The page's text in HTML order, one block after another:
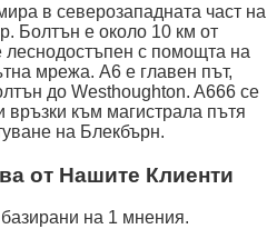
в северозападната част на
Болтън е около 10 км от
леснодостъпен с помощта на
мрежа. A6 е главен път,
до Westhoughton. A666 се
към магистрала пътя
на Блекбърн.
от Нашите Клиенти
на 1 мнения.